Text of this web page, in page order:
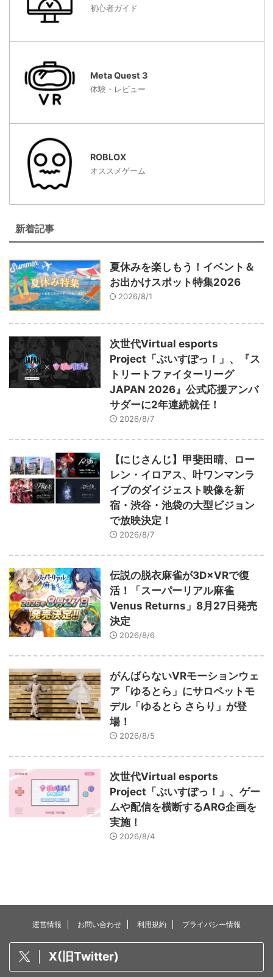
初心者ガイド
Meta Quest 3
体験・レビュー
ROBLOX
オススメゲーム
新着記事
夏休みを楽しもう！イベント＆
お出かけスポット特集2026
2026/8/1
次世代Virtual esports
Project「ぶいすぽっ！」、『ス
トリートファイターリーグ
JAPAN 2026』公式応援アンバ
サダーに2年連続就任！
2026/8/7
【にじさんじ】甲斐田晴、ロー
レン・イロアス、叶ワンマンラ
イブのダイジェスト映像を新
宿・渋谷・池袋の大型ビジョン
で放映決定！
2026/8/7
伝説の脱衣麻雀が3D×VRで復
活！「スーパーリアル麻雀
Venus Returns」8月27日発売
決定
2026/8/6
がんばらないVRモーションウェ
ア「ゆるとら」にサロペットモ
デル「ゆるとら さらり」が登
場！
2026/8/5
次世代Virtual esports
Project「ぶいすぽっ！」、ゲー
ムや配信を横断するARG企画を
実施！
2026/8/4
運営情報 お問い合わせ 利用規約 プライバシー情報
X(旧Twitter)